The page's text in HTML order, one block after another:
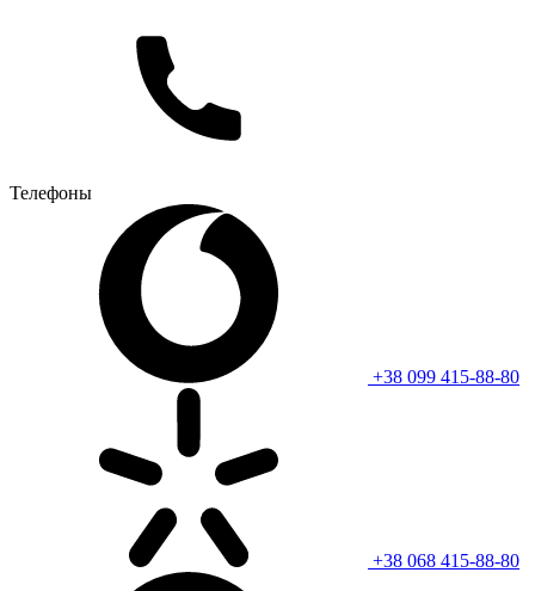
Телефоны
+38 099 415-88-80
+38 068 415-88-80